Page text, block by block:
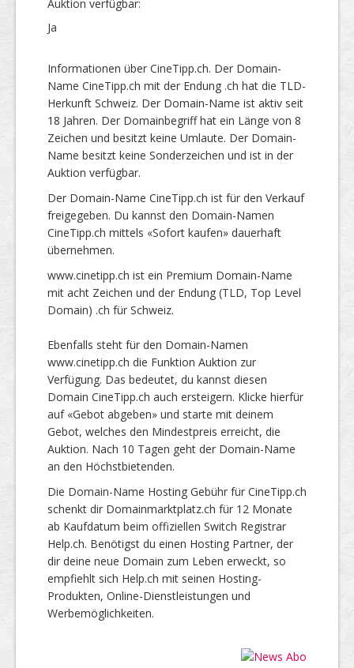
Auktion verfügbar:
Ja
Informationen über CineTipp.ch. Der Domain-
Name CineTipp.ch mit der Endung .ch hat die TLD-
Herkunft Schweiz. Der Domain-Name ist aktiv seit
18 Jahren. Der Domainbegriff hat ein Länge von 8
Zeichen und besitzt keine Umlaute. Der Domain-
Name besitzt keine Sonderzeichen und ist in der
Auktion verfügbar.
Der Domain-Name CineTipp.ch ist für den Verkauf
freigegeben. Du kannst den Domain-Namen
CineTipp.ch mittels «Sofort kaufen» dauerhaft
übernehmen.
www.cinetipp.ch ist ein Premium Domain-Name
mit acht Zeichen und der Endung (TLD, Top Level
Domain) .ch für Schweiz.
Ebenfalls steht für den Domain-Namen
www.cinetipp.ch die Funktion Auktion zur
Verfügung. Das bedeutet, du kannst diesen
Domain CineTipp.ch auch ersteigern. Klicke hierfür
auf «Gebot abgeben» und starte mit deinem
Gebot, welches den Mindestpreis erreicht, die
Auktion. Nach 10 Tagen geht der Domain-Name
an den Höchstbietenden.
Die Domain-Name Hosting Gebühr für CineTipp.ch
schenkt dir Domainmarktplatz.ch für 12 Monate
ab Kaufdatum beim offiziellen Switch Registrar
Help.ch. Benötigst du einen Hosting Partner, der
dir deine neue Domain zum Leben erweckt, so
empfiehlt sich Help.ch mit seinen Hosting-
Produkten, Online-Dienstleistungen und
Werbemöglichkeiten.